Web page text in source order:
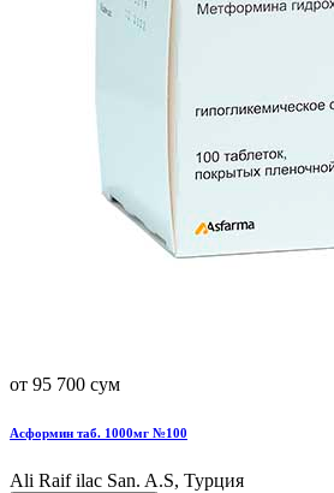
от 95 700 сум
Асформин таб. 1000мг №100
Ali Raif ilac San. A.S, Турция